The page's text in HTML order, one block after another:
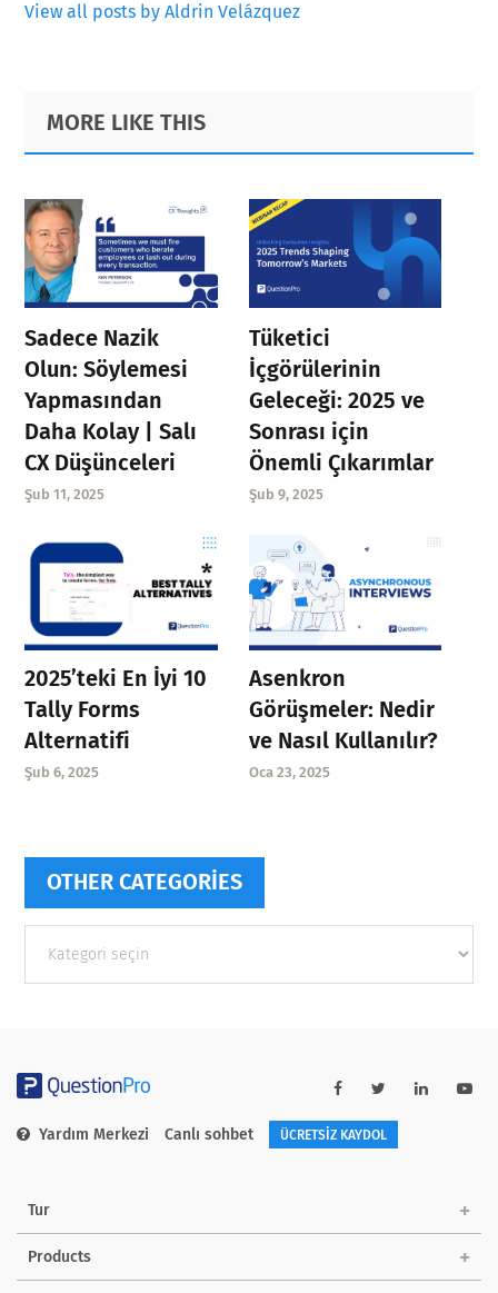
View all posts by Aldrin Velázquez
Primary
Sidebar
Footer
MORE LIKE THIS
Sadece Nazik
Olun: Söylemesi
Yapmasından
Daha Kolay | Salı
CX Düşünceleri
Şub 11, 2025
Tüketici
İçgörülerinin
Geleceği: 2025 ve
Sonrası için
Önemli Çıkarımlar
Şub 9, 2025
2025’teki En İyi 10
Tally Forms
Alternatifi
Şub 6, 2025
Asenkron
Görüşmeler: Nedir
ve Nasıl Kullanılır?
Oca 23, 2025
OTHER CATEGORIES
categories
Yardım Merkezi Canlı sohbet ÜCRETSİZ KAYDOL
Tur
Products